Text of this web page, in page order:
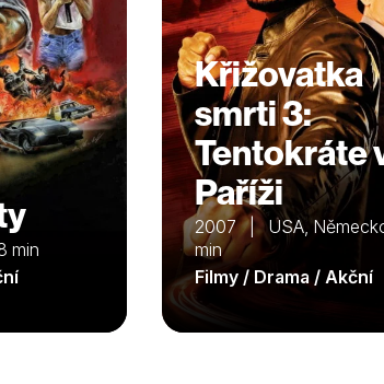
min
Křižovatka
smrti 3:
Tentokráte
Paříži
2007 | USA,
min
Filmy / Drama / Akční